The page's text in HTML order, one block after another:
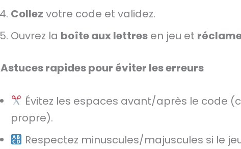
Collez votre code et validez.
Ouvrez la boîte aux lettres en jeu et
Astuces rapides pour éviter les erreurs
Évitez les espaces avant/après le code
propre).
Respectez minuscules/majuscules si le